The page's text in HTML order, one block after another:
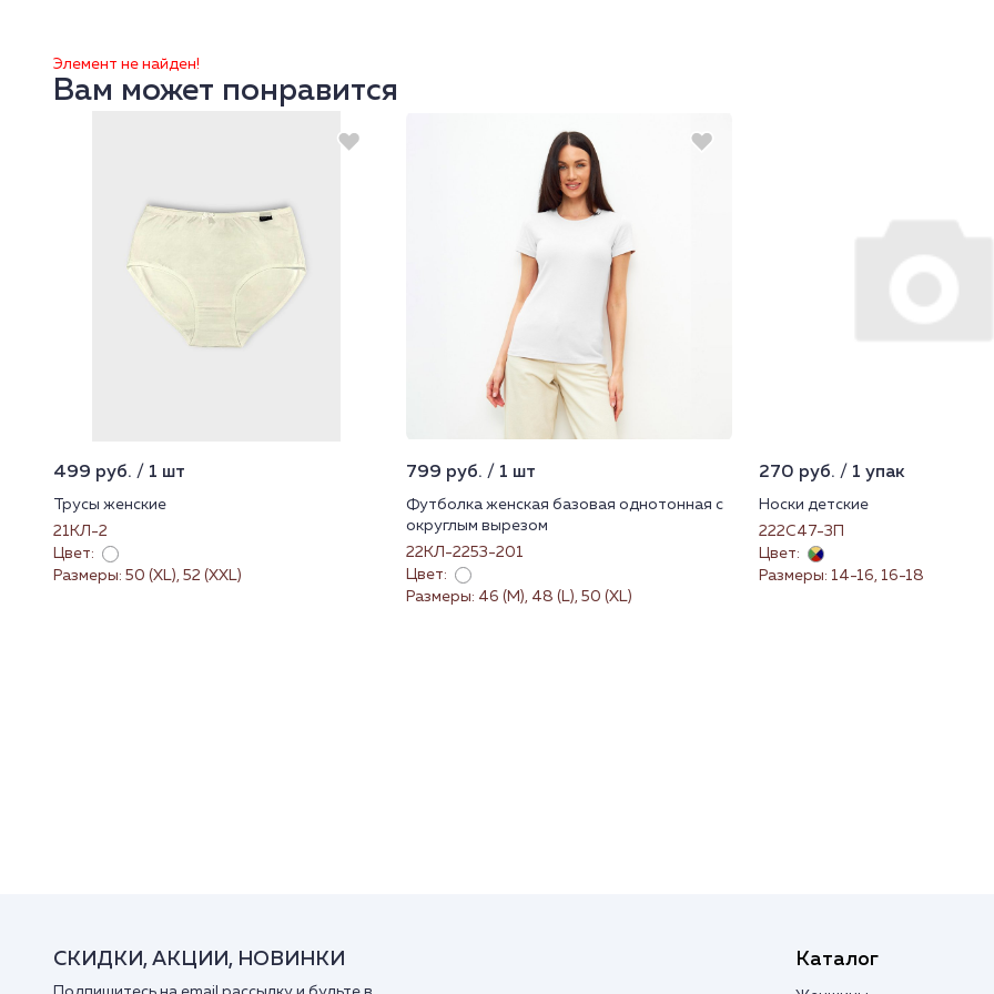
Элемент не найден!
Вам может понравится
499 руб. / 1 шт
Трусы женские
21КЛ-2
Цвет:
Размеры: 50 (XL), 52 (XXL)
799 руб. / 1 шт
Футболка женская базовая однотонная с
округлым вырезом
22КЛ-2253-201
Цвет:
Размеры: 46 (M), 48 (L), 50 (XL)
270 руб. / 1 упак
Носки детские
222С47-3П
Цвет:
Размеры: 14-16, 16-18
СКИДКИ, АКЦИИ, НОВИНКИ Каталог